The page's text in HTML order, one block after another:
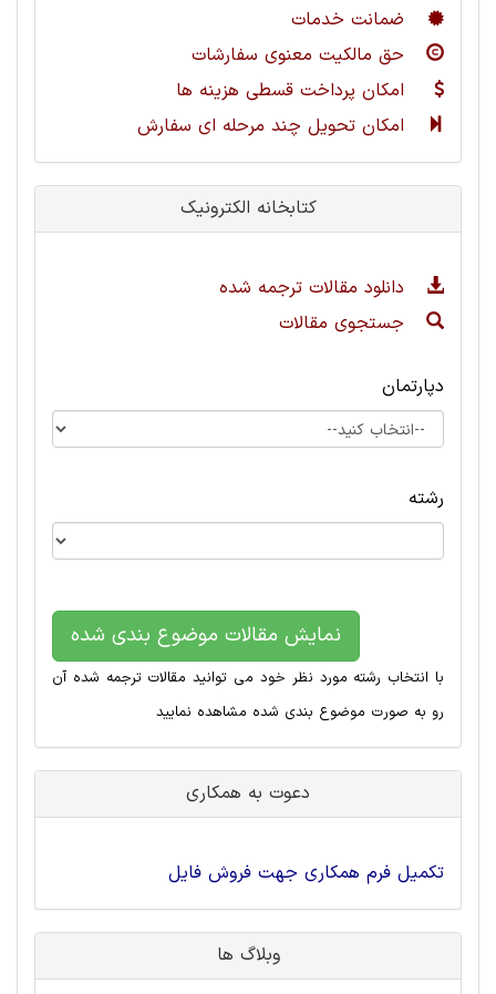
ضمانت خدمات
حق مالکیت معنوی سفارشات
امکان پرداخت قسطی هزینه ها
امکان تحویل چند مرحله ای سفارش
کتابخانه الکترونیک
دانلود مقالات ترجمه شده
جستجوی مقالات
دپارتمان
رشته
نمایش مقالات موضوع بندی شده
با انتخاب رشته مورد نظر خود می توانید مقالات ترجمه شده آن
رو به صورت موضوع بندی شده مشاهده نمایید
دعوت به همکاری
تکمیل فرم همکاری جهت فروش فایل
وبلاگ ها